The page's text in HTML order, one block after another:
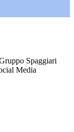
Spaggiari
Media